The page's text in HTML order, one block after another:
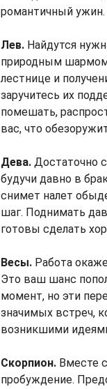
романтичный ужин.
Лев. Найдутся
природным шармом
лестнице и
заручитесь их
помешать,
вас, что
Дева. Достаточно
будучи давно в
снимет налет
шаг. Поднимать
готовы сделать
Весы. Работа
Это ваш шанс
момент, но эти
значимых встреч,
возникшими
Скорпион. Вместе
пробуждение.